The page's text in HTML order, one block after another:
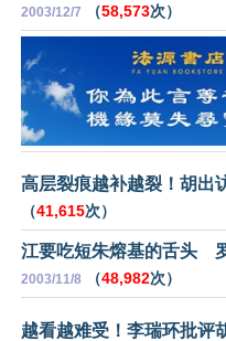
2003/12/7 （58,573次）
高层裂痕越补越裂！胡出
（41,615次）
江要吃短朱熔基的舌头
2003/11/8 （48,982次）
越看越难受！李瑞环批评